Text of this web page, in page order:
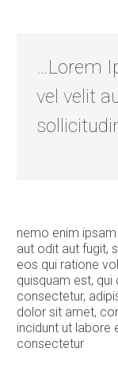
…Lorem
vel velit
nemo enim
aut odit aut fugit,
eos qui ratione
quisquam est,
consectetur,
dolor sit amet,
incidunt ut labore
consectetur